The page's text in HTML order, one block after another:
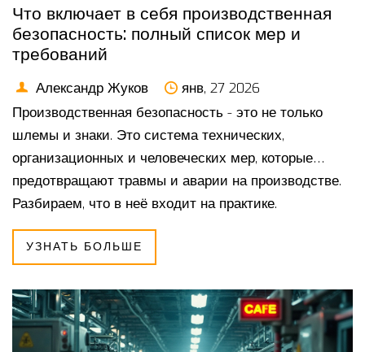
Что включает в себя производственная
безопасность: полный список мер и
требований
Александр Жуков
янв, 27 2026
Производственная безопасность - это не только
шлемы и знаки. Это система технических,
организационных и человеческих мер, которые
предотвращают травмы и аварии на производстве.
Разбираем, что в неё входит на практике.
УЗНАТЬ БОЛЬШЕ